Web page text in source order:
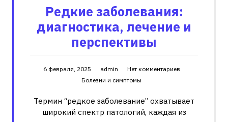
Редкие заболевания:
диагностика, лечение и
перспективы
6 февраля, 2025 admin
Нет комментариев
Болезни и симптомы
Термин “редкое заболевание” охватывает
широкий спектр патологий, каждая из